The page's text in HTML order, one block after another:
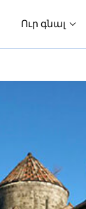
Ուր գնալ